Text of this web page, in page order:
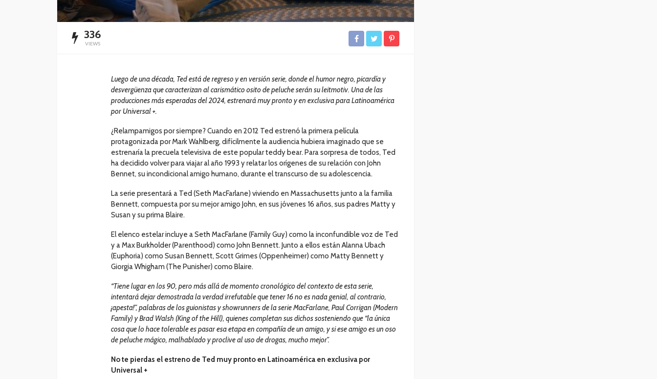
336
VIEWS
Luego de una década, Ted está de regreso y en versión serie, donde el humor negro, picardía y
desvergüenza que caracterizan al carismático osito de peluche serán su leitmotiv. Una de las
producciones más esperadas del 2024, estrenará muy pronto y en exclusiva para Latinoamérica
por Universal +.
¿Relampamigos por siempre? Cuando en 2012 Ted estrenó la primera película
protagonizada por Mark Wahlberg, difícilmente la audiencia hubiera imaginado que se
estrenaría la precuela televisiva de este popular teddy bear. Para sorpresa de todos, Ted
ha decidido volver para viajar al año 1993 y relatar los orígenes de su relación con John
Bennet, su incondicional amigo humano, durante el transcurso de su adolescencia.
La serie presentará a Ted (Seth MacFarlane) viviendo en Massachusetts junto a la familia
Bennett, compuesta por su mejor amigo John, en sus jóvenes 16 años, sus padres Matty y
Susan y su prima Blaire.
El elenco estelar incluye a Seth MacFarlane (Family Guy) como la inconfundible voz de Ted
y a Max Burkholder (Parenthood) como John Bennett. Junto a ellos están Alanna Ubach
(Euphoria) como Susan Bennett, Scott Grimes (Oppenheimer) como Matty Bennett y
Giorgia Whigham (The Punisher) como Blaire.
“Tiene lugar en los 90, pero más allá de momento cronológico del contexto de esta serie,
intentará dejar demostrada la verdad irrefutable que tener 16 no es nada genial, al contrario,
¡apesta!”, palabras de los guionistas y showrunners de la serie MacFarlane, Paul Corrigan (Modern
Family) y Brad Walsh (King of the Hill), quienes completan sus dichos sosteniendo que “la única
cosa que lo hace tolerable es pasar esa etapa en compañía de un amigo, y si ese amigo es un oso
de peluche mágico, malhablado y proclive al uso de drogas, mucho mejor”.
No te pierdas el estreno de Ted muy pronto en Latinoamérica en exclusiva por
Universal +